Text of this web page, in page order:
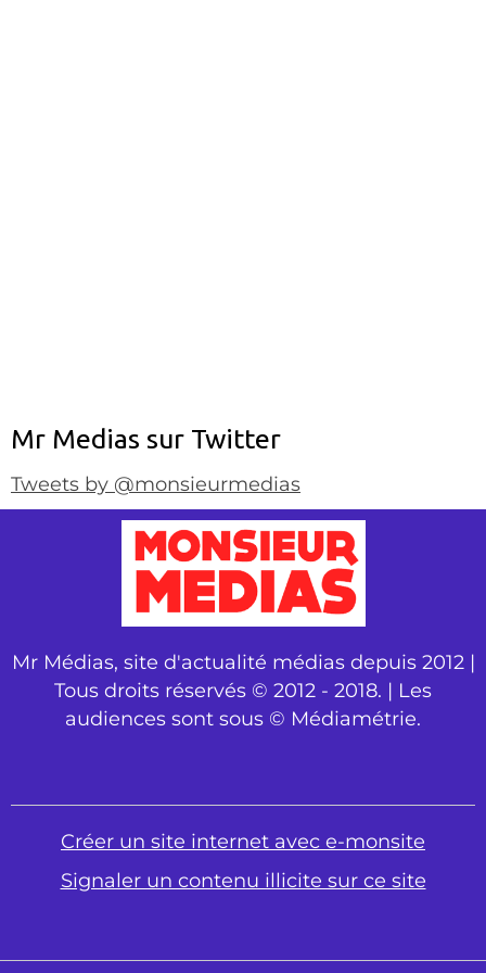
Mr Medias sur Twitter
Tweets by @monsieurmedias
Mr Médias, site d'actualité médias depuis 2012 |
Tous droits réservés © 2012 - 2018. | Les
audiences sont sous © Médiamétrie.
Créer un site internet avec e-monsite
Signaler un contenu illicite sur ce site